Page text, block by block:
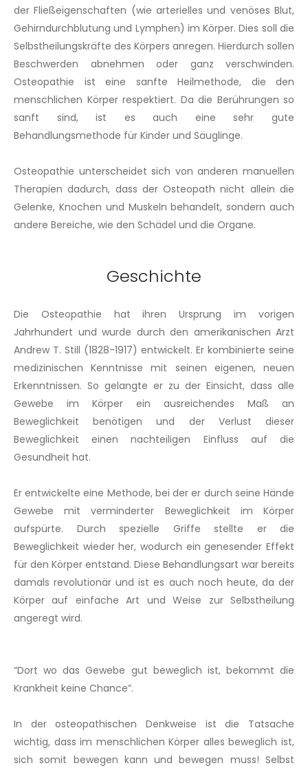
der Fließeigenschaften (wie arterielles und venöses Blut,
Gehirndurchblutung und Lymphen) im Körper. Dies soll die
Selbstheilungskräfte des Körpers anregen. Hierdurch sollen
Beschwerden abnehmen oder ganz verschwinden.
Osteopathie ist eine sanfte Heilmethode, die den
menschlichen Körper respektiert. Da die Berührungen so
sanft sind, ist es auch eine sehr gute
Behandlungsmethode für Kinder und Säuglinge.
Osteopathie unterscheidet sich von anderen manuellen
Therapien dadurch, dass der Osteopath nicht allein die
Gelenke, Knochen und Muskeln behandelt, sondern auch
andere Bereiche, wie den Schädel und die Organe.
Geschichte
Die Osteopathie hat ihren Ursprung im vorigen
Jahrhundert und wurde durch den amerikanischen Arzt
Andrew T. Still (1828-1917) entwickelt. Er kombinierte seine
medizinischen Kenntnisse mit seinen eigenen, neuen
Erkenntnissen. So gelangte er zu der Einsicht, dass alle
Gewebe im Körper ein ausreichendes Maß an
Beweglichkeit benötigen und der Verlust dieser
Beweglichkeit einen nachteiligen Einfluss auf die
Gesundheit hat.
Er entwickelte eine Methode, bei der er durch seine Hände
Gewebe mit verminderter Beweglichkeit im Körper
aufspürte. Durch spezielle Griffe stellte er die
Beweglichkeit wieder her, wodurch ein genesender Effekt
für den Körper entstand. Diese Behandlungsart war bereits
damals revolutionär und ist es auch noch heute, da der
Körper auf einfache Art und Weise zur Selbstheilung
angeregt wird.
“Dort wo das Gewebe gut beweglich ist, bekommt die
Krankheit keine Chance”.
In der osteopathischen Denkweise ist die Tatsache
wichtig, dass im menschlichen Körper alles beweglich ist,
sich somit bewegen kann und bewegen muss! Selbst